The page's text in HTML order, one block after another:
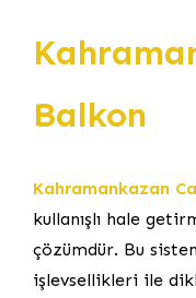
Balkon
Kahramankazan
kullanışlı hale
çözümdür. Bu
işlevsellikleri ile